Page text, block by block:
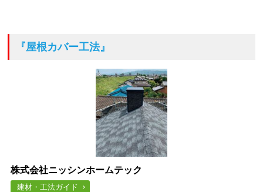
『屋根カバー工法』
株式会社ニッシンホームテック
建材・工法ガイド